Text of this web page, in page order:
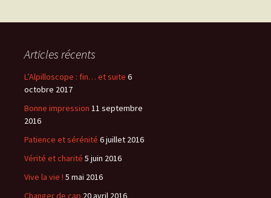
articles
Articles récents
L’Alpilloscope : fin… et suite 6
octobre 2017
Bonne impression 11 septembre
2016
Patience et sérénité 6 juillet 2016
Vérité et charité 5 juin 2016
Vive la vie ! 5 mai 2016
Changer de cap 20 avril 2016